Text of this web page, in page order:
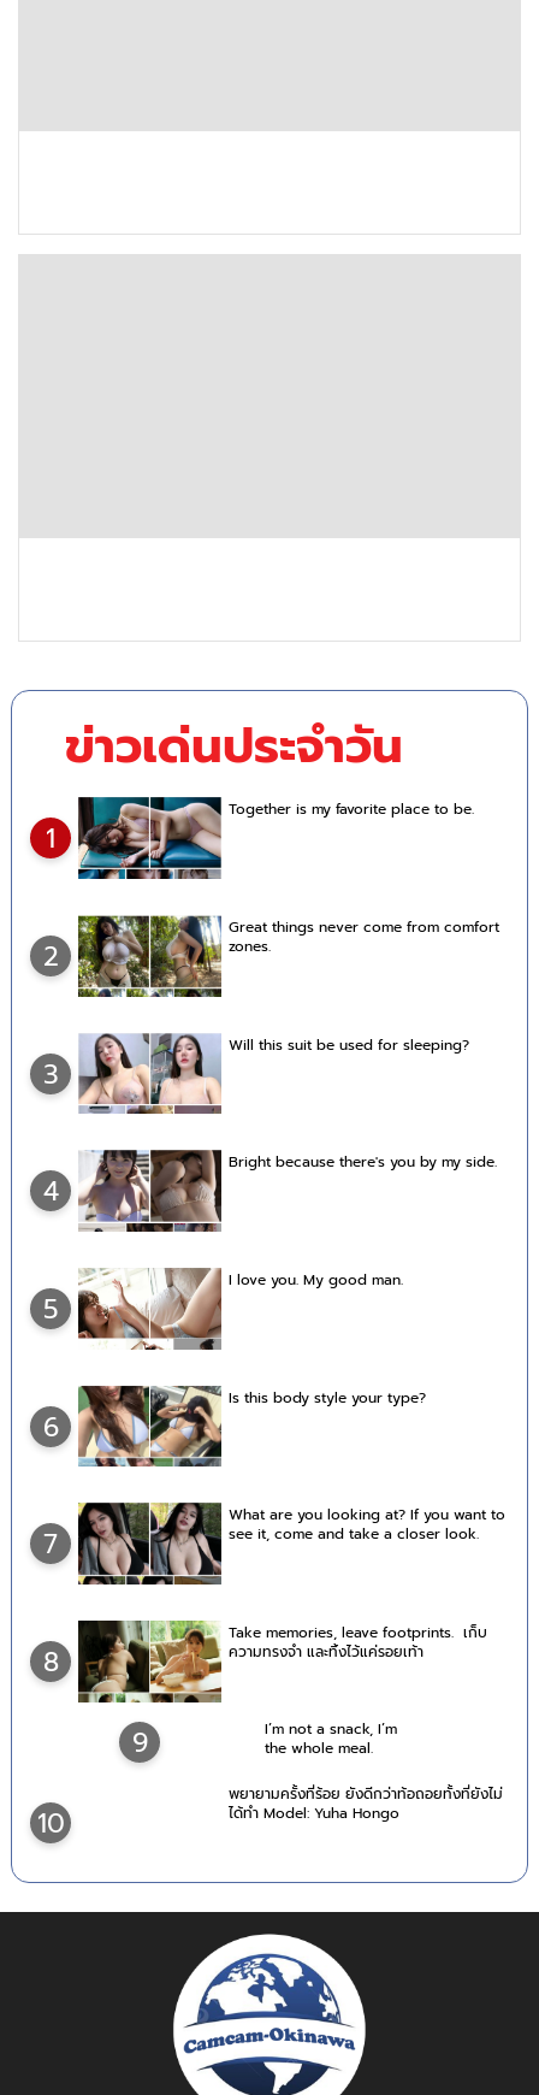
ข่าวเด่นประจำวัน
1
Together is my favorite place to be.
2
Great things never come from comfort
zones.
3
Will this suit be used for sleeping?
4
Bright because there's you by my side.
5
I love you. My good man.
6
Is this body style your type?
7
What are you looking at? If you want to
see it, come and take a closer look.
8
Take memories, leave footprints. เก็บ
ความทรงจำ และทิ้งไว้แค่รอยเท้า
9
I’m not a snack, I’m
the whole meal.
10
พยายามครั้งที่ร้อย ยังดีกว่าท้อถอยทั้งที่ยังไม่
ได้ทำ Model: Yuha Hongo